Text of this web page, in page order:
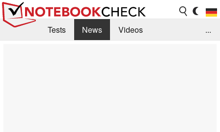
Tests News
Videos
...